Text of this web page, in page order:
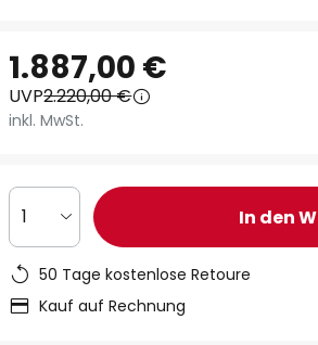
1.887,00 €
UVP2.220,00 €
inkl. MwSt.
1 In den
50 Tage kostenlose Retoure
Kauf auf Rechnung